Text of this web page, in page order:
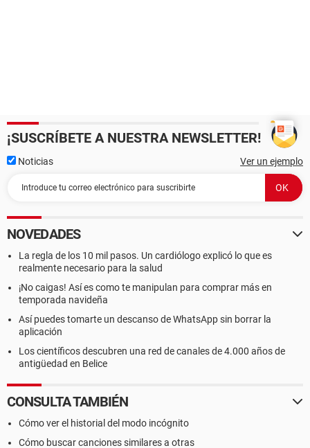
¡SUSCRÍBETE A NUESTRA NEWSLETTER!
Noticias Ver un ejemplo
NOVEDADES
La regla de los 10 mil pasos. Un cardiólogo explicó lo que es
realmente necesario para la salud
¡No caigas! Así es como te manipulan para comprar más en
temporada navideña
Así puedes tomarte un descanso de WhatsApp sin borrar la
aplicación
Los científicos descubren una red de canales de 4.000 años de
antigüedad en Belice
CONSULTA TAMBIÉN
Cómo ver el historial del modo incógnito
Cómo buscar canciones similares a otras